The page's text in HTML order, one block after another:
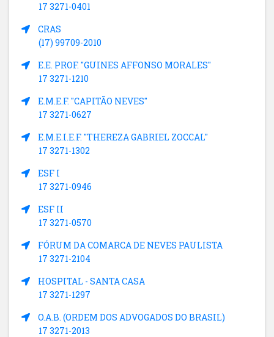
17 3271-0401
CRAS
(17) 99709-2010
E.E. PROF. "GUINES AFFONSO MORALES"
17 3271-1210
E.M.E.F. "CAPITÃO NEVES"
17 3271-0627
E.M.E.I.E.F. "THEREZA GABRIEL ZOCCAL"
17 3271-1302
ESF I
17 3271-0946
ESF II
17 3271-0570
FÓRUM DA COMARCA DE NEVES PAULISTA
17 3271-2104
HOSPITAL - SANTA CASA
17 3271-1297
O.A.B. (ORDEM DOS ADVOGADOS DO BRASIL)
17 3271-2013